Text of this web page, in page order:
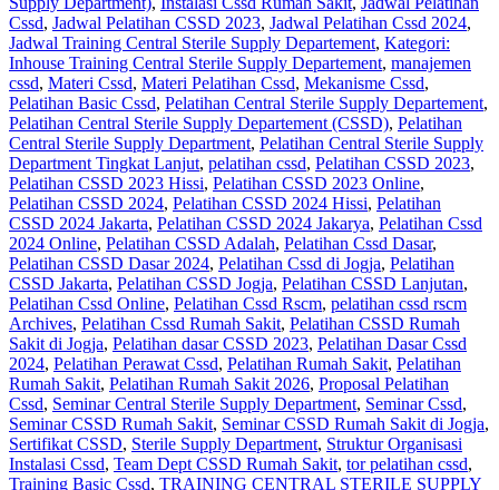
Cssd, Jadwal Pelatihan CSSD 2023, Jadwal Pelatihan Cssd 2024,
Jadwal Training Central Sterile Supply Departement, Kategori:
Inhouse Training Central Sterile Supply Departement, manajemen
cssd, Materi Cssd, Materi Pelatihan Cssd, Mekanisme Cssd,
Pelatihan Basic Cssd, Pelatihan Central Sterile Supply Departement,
Pelatihan Central Sterile Supply Departement (CSSD), Pelatihan
Central Sterile Supply Department, Pelatihan Central Sterile Supply
Department Tingkat Lanjut, pelatihan cssd, Pelatihan CSSD 2023,
Pelatihan CSSD 2023 Hissi, Pelatihan CSSD 2023 Online,
Pelatihan CSSD 2024, Pelatihan CSSD 2024 Hissi, Pelatihan
CSSD 2024 Jakarta, Pelatihan CSSD 2024 Jakarya, Pelatihan Cssd
2024 Online, Pelatihan CSSD Adalah, Pelatihan Cssd Dasar,
Pelatihan CSSD Dasar 2024, Pelatihan Cssd di Jogja, Pelatihan
CSSD Jakarta, Pelatihan CSSD Jogja, Pelatihan CSSD Lanjutan,
Pelatihan Cssd Online, Pelatihan Cssd Rscm, pelatihan cssd rscm
Archives, Pelatihan Cssd Rumah Sakit, Pelatihan CSSD Rumah
Sakit di Jogja, Pelatihan dasar CSSD 2023, Pelatihan Dasar Cssd
2024, Pelatihan Perawat Cssd, Pelatihan Rumah Sakit, Pelatihan
Rumah Sakit‎, Pelatihan Rumah Sakit 2026, Proposal Pelatihan
Cssd, Seminar Central Sterile Supply Department, Seminar Cssd,
Seminar CSSD Rumah Sakit, Seminar CSSD Rumah Sakit di Jogja,
Sertifikat CSSD, Sterile Supply Department, Struktur Organisasi
Instalasi Cssd, Team Dept CSSD Rumah Sakit, tor pelatihan cssd,
Training Basic Cssd, TRAINING CENTRAL STERILE SUPPLY